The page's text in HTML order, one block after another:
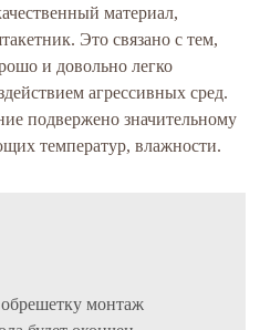
материал,
Это связано с тем,
и довольно легко
агрессивных сред.
подвержено значительному
температур, влажности.
монтаж